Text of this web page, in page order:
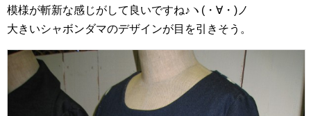
模様が斬新な感じがして良いですね♪ヽ(・∀・)ノ
大きいシャボンダマのデザインが目を引きそう。